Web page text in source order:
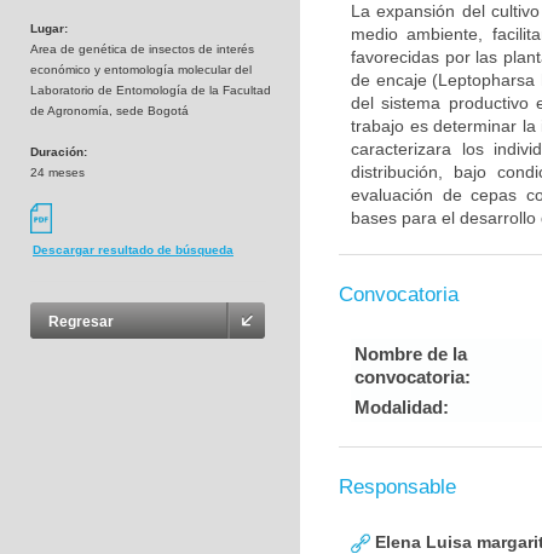
Lugar:
Area de genética de insectos de interés
económico y entomología molecular del
Laboratorio de Entomología de la Facultad
de Agronomía, sede Bogotá
Duración:
24 meses
Descargar resultado de búsqueda
Regresar
La expansión del
medio ambiente,
favorecidas por las
de encaje
del sistema productivo
trabajo es determinar
caracterizara los
distribución, bajo
evaluación de cepas
bases para el
Convocatoria
Nombre de la
convocatoria:
Modalidad:
Responsable
Elena Luisa